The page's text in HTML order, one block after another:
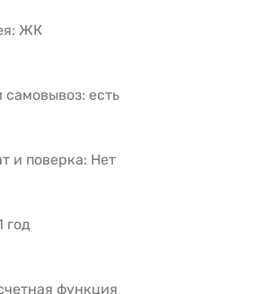
ЖК
самовывоз: есть
и поверка: Нет
год
функция